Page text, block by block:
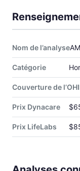
Nom de l’analyse
Catégorie
Couverture de
Prix Dynacare
Prix LifeLabs